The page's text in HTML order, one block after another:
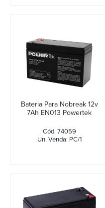
Bateria Para Nobreak 12v
7Ah EN013 Powertek
Cód. 74059
Un. Venda: PC/1